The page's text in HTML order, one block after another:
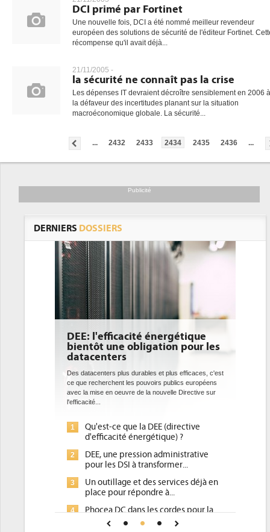
DCI primé par Fortinet
Une nouvelle fois, DCI a été nommé meilleur revendeur
européen des solutions de sécurité de l'éditeur Fortinet.
récompense qu'il avait déjà...
21/11/2005 -
la sécurité ne connaît pas la crise
Les dépenses IT devraient décroître sensiblement en 2006 à
la défaveur des incertitudes planant sur la situation
macroéconomique globale. La sécurité...
... 2432 2433 2434 2435 2436 ...
Publicité
DERNIERS DOSSIERS
DEE: l'efficacité énergétique
bientôt une obligation pour les
datacenters
Des datacenters plus durables et plus efficaces, c'est
ce que recherchent les pouvoirs publics européens
avec la mise en oeuvre de la nouvelle Directive sur
l'efficacité...
1
Qu'est-ce que la DEE (directive
d'efficacité énergétique) ?
2
DEE, une pression administrative
pour les DSI à transformer...
3
Un outillage et des services déjà en
place pour répondre à...
4
Phocea DC dans les cordes pour la